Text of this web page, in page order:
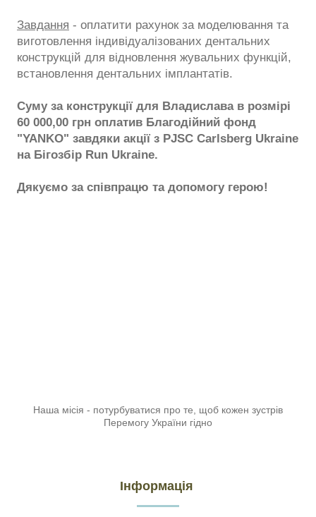
Завдання - оплатити рахунок за моделювання та
виготовлення індивідуалізованих дентальних
конструкцій для відновлення жувальних функцій,
встановлення дентальних імплантатів.
Суму за конструкції для Владислава в розмірі
60 000,00 грн оплатив Благодійний фонд
"YANKO" завдяки акції з PJSC Carlsberg Ukraine
на Бігозбір Run Ukraine.
Дякуємо за співпрацю та допомогу герою!
Наша місія - потурбуватися про те, щоб кожен зустрів
Перемогу України гідно
Інформація